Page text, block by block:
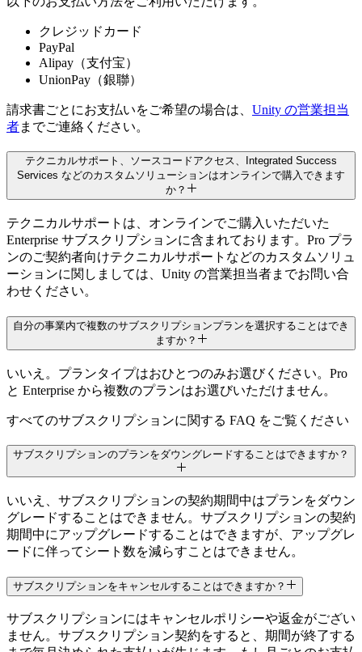
Unity Studio
コラボレーション
組織あたり10 GB
50 GB / シート
120 GB / シート
120 GB / シート
25 GB
25 GB
25 GB
1GBあたり0.10ドル
$0.10/GB
$0.10/GB
$0.10/GB
100 GB以上の標準ストレージ
$0.06/GB
クレジッドカード
PayPal
Alipay（支付宝）
UnionPay（銀聯）
請求書ごとにお支払いをご希望の場合は、 Unity の営業担当
者までご連絡ください。
テクニカルサポート、ソースコードアクセス、Integrated Success
Services などのカスタムソリューションはオンラインで購入できます
か？
テクニカルサポートは、オンラインでご購入いただいた
Enterprise サブスクリプションに含まれております。Pro プラ
ンのご契約者向けテクニカルサポートなどのカスタムソリュ
ーションに関しましては、Unity の営業担当者までお問い合
わせください。
自分の事業内で複数のサブスクリプションプランを選択することはでき
ますか？
いいえ。プランタイプはおひとつのみお選びください。Pro
と Enterprise から複数のプランはお選びいただけません。
すべてのサブスクリプションに関する FAQ をご覧ください
サブスクリプションのプランをダウングレードすることはできますか？
いいえ、サブスクリプションの契約期間中はプランをダウン
グレードすることはできません。サブスクリプションの契約
期間中にアップグレードすることはできますが、アップグレ
ードに伴ってシート数を減らすことはできません。
サブスクリプションをキャンセルすることはできますか？
サブスクリプションにはキャンセルポリシーや返金がござい
ません。サブスクリプション契約をすると、期間が終了する